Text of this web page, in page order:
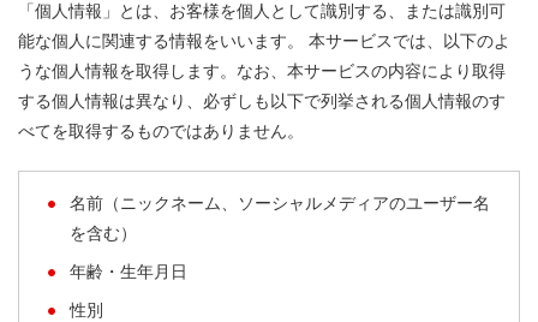
「個人情報」とは、お客様を個人として識別する、または識別可
能な個人に関連する情報をいいます。 本サービスでは、以下のよ
うな個人情報を取得します。なお、本サービスの内容により取得
する個人情報は異なり、必ずしも以下で列挙される個人情報のす
べてを取得するものではありません。
名前（ニックネーム、ソーシャルメディアのユーザー名
を含む）
年齢・生年月日
性別